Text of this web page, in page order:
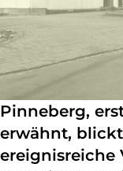
Pinneberg,
erwähnt,
ereignisreiche